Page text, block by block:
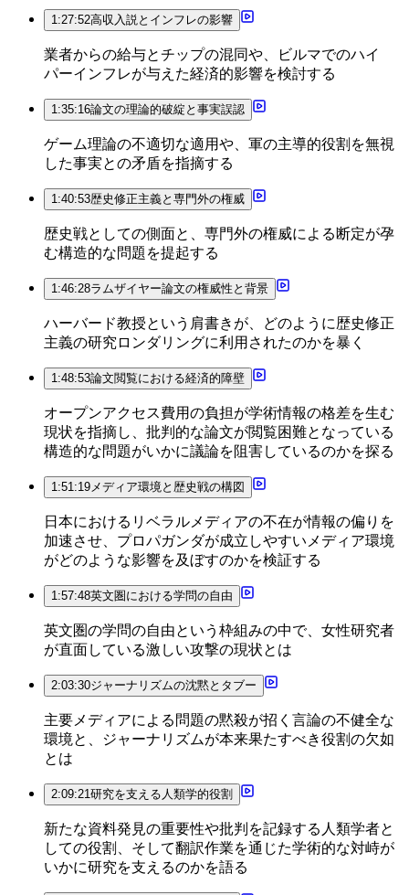
1:27:52高収入説とインフレの影響
業者からの給与とチップの混同や、ビルマでのハイ
パーインフレが与えた経済的影響を検討する
1:35:16論文の理論的破綻と事実誤認
ゲーム理論の不適切な適用や、軍の主導的役割を無視
した事実との矛盾を指摘する
1:40:53歴史修正主義と専門外の権威
歴史戦としての側面と、専門外の権威による断定が孕
む構造的な問題を提起する
1:46:28ラムザイヤー論文の権威性と背景
ハーバード教授という肩書きが、どのように歴史修正
主義の研究ロンダリングに利用されたのかを暴く
1:48:53論文閲覧における経済的障壁
オープンアクセス費用の負担が学術情報の格差を生む
現状を指摘し、批判的な論文が閲覧困難となっている
構造的な問題がいかに議論を阻害しているのかを探る
1:51:19メディア環境と歴史戦の構図
日本におけるリベラルメディアの不在が情報の偏りを
加速させ、プロパガンダが成立しやすいメディア環境
がどのような影響を及ぼすのかを検証する
1:57:48英文圏における学問の自由
英文圏の学問の自由という枠組みの中で、女性研究者
が直面している激しい攻撃の現状とは
2:03:30ジャーナリズムの沈黙とタブー
主要メディアによる問題の黙殺が招く言論の不健全な
環境と、ジャーナリズムが本来果たすべき役割の欠如
とは
2:09:21研究を支える人類学的役割
新たな資料発見の重要性や批判を記録する人類学者と
しての役割、そして翻訳作業を通じた学術的な対峙が
いかに研究を支えるのかを語る